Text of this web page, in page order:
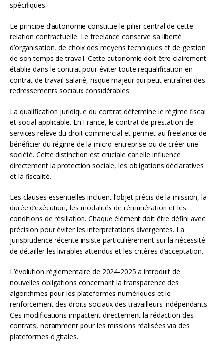
spécifiques.
Le principe d’autonomie constitue le pilier central de cette
relation contractuelle. Le freelance conserve sa liberté
d’organisation, de choix des moyens techniques et de gestion
de son temps de travail. Cette autonomie doit être clairement
établie dans le contrat pour éviter toute requalification en
contrat de travail salarié, risque majeur qui peut entraîner des
redressements sociaux considérables.
La qualification juridique du contrat détermine le régime fiscal
et social applicable. En France, le contrat de prestation de
services relève du droit commercial et permet au freelance de
bénéficier du régime de la micro-entreprise ou de créer une
société. Cette distinction est cruciale car elle influence
directement la protection sociale, les obligations déclaratives
et la fiscalité.
Les clauses essentielles incluent l’objet précis de la mission, la
durée d’exécution, les modalités de rémunération et les
conditions de résiliation. Chaque élément doit être défini avec
précision pour éviter les interprétations divergentes. La
jurisprudence récente insiste particulièrement sur la nécessité
de détailler les livrables attendus et les critères d’acceptation.
L’évolution réglementaire de 2024-2025 a introduit de
nouvelles obligations concernant la transparence des
algorithmes pour les plateformes numériques et le
renforcement des droits sociaux des travailleurs indépendants.
Ces modifications impactent directement la rédaction des
contrats, notamment pour les missions réalisées via des
plateformes digitales.